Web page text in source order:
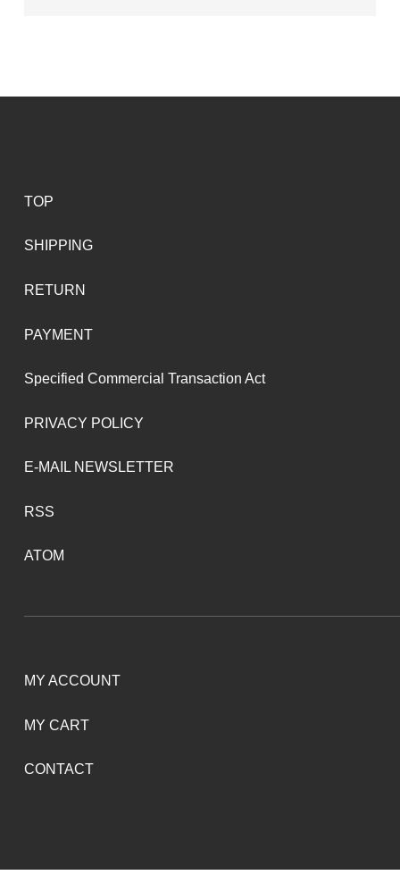
TOP
SHIPPING
RETURN
PAYMENT
Specified Commercial Transaction Act
PRIVACY POLICY
E-MAIL NEWSLETTER
RSS
ATOM
MY ACCOUNT
MY CART
CONTACT